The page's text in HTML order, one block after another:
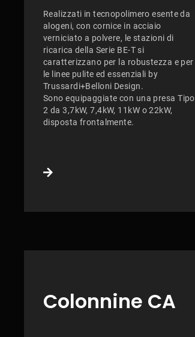
Realizzati in tecnopolimero esente da
alogeni, con cornice in acciaio
verniciato a polvere, le stazioni di
ricarica della Serie BE-T si
caratterizzano per la robustezza e per
le linee pulite ed essenziali by
Trussardi+Belloni Design.
Sono equipaggiate con una presa Tipo
2 da 3,7kW, 7,4kW, 11kW o 22kW,
disposta frontalmente.
Colonnine CA